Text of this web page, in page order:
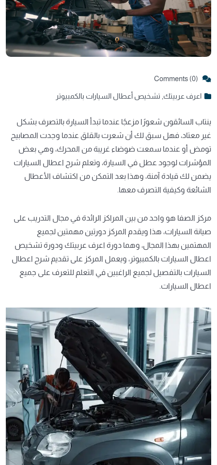
اعرف عربيتك تشخيص أعطال السيارات بالكمبيوتر
ينتاب السائقون شعورًا مزعجًا عندما تبدأ السيارة بالتصرف بشكل
غير معتاد، فهل سبق لك أن شعرت بالقلق عندما وجدت المصابيح
تومض أو عندما سمعت ضوضاء غريبة من المحرك، وهي بعض
المؤشرات لوجود عطل في السيارة، وتعلم شرح اعطال السيارات
يضمن لك قيادة آمنة، وهذا بعد التمكن من اكتشاف الأعطال
الشائعة وكيفية التصرف معها.
مركز الصفا هو واحد من بين المراكز الرائدة في مجال التدريب على
صيانة السيارات، هذا ويقدم المركز دورتين مهمتين لجميع
المهتمين بهذا المجال، وهما دورة اعرف عربيتك ودورة تشخيص
اعطال السيارات بالكمبيوتر، ويعمل المركز على تقديم شرح اعطال
السيارات بالتفصيل لجميع الراغبين في التعلم للتعرف على جميع
اعطال السيارات.